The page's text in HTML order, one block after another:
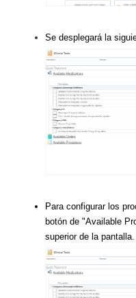
Se desplegará la
Para configurar los
botón de "Available
superior de la pantalla.